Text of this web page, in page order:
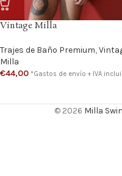
Vintage Milla
Trajes de Baño Premium,
Milla
€44,00 *Gastos de envío + IVA
© 2026 Milla